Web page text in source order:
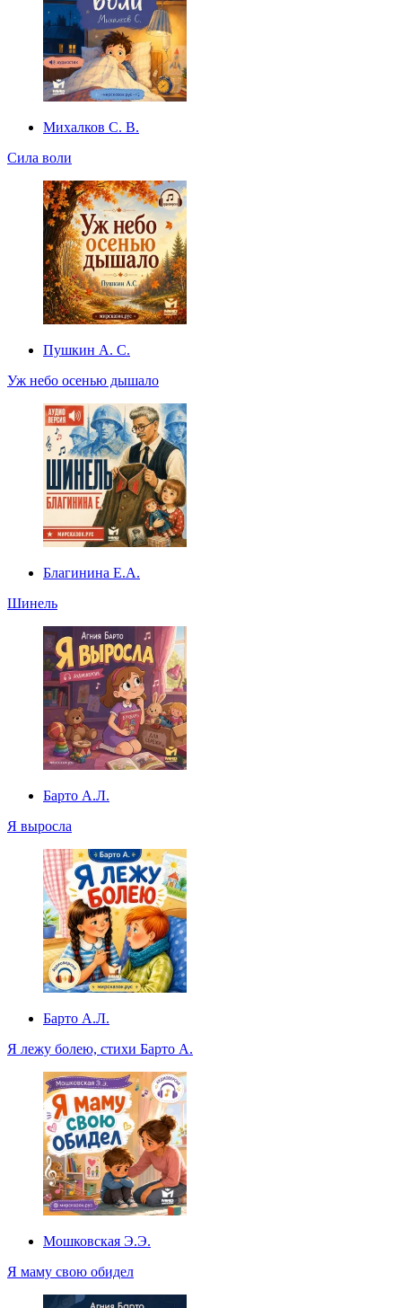
Михалков С. В.
Сила воли
Пушкин А. С.
Уж небо осенью дышало
Благинина Е.А.
Шинель
Барто А.Л.
Я выросла
Барто А.Л.
Я лежу болею, стихи Барто А.
Мошковская Э.Э.
Я маму свою обидел